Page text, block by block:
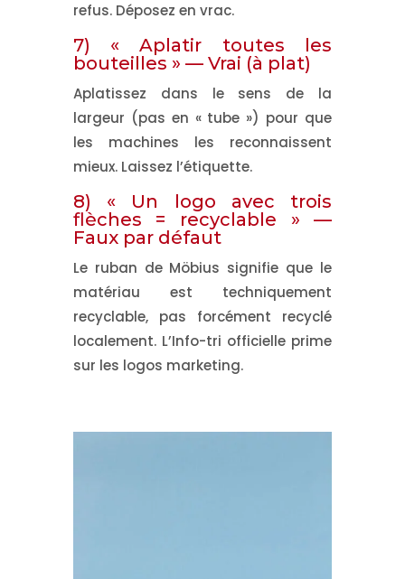
refus. Déposez en vrac.
7) « Aplatir toutes les
bouteilles » — Vrai (à plat)
Aplatissez dans le sens de la
largeur (pas en « tube ») pour que
les machines les reconnaissent
mieux. Laissez l’étiquette.
8) « Un logo avec trois
flèches = recyclable » —
Faux par défaut
Le ruban de Möbius signifie que le
matériau est techniquement
recyclable, pas forcément recyclé
localement. L’Info-tri officielle prime
sur les logos marketing.